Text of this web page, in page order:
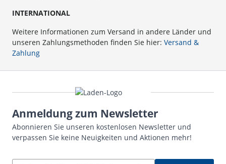
INTERNATIONAL
Weitere Informationen zum Versand in andere Länder und
unseren Zahlungsmethoden finden Sie hier: Versand &
Zahlung
Anmeldung zum Newsletter
Abonnieren Sie unseren kostenlosen Newsletter und
verpassen Sie keine Neuigkeiten und Aktionen mehr!